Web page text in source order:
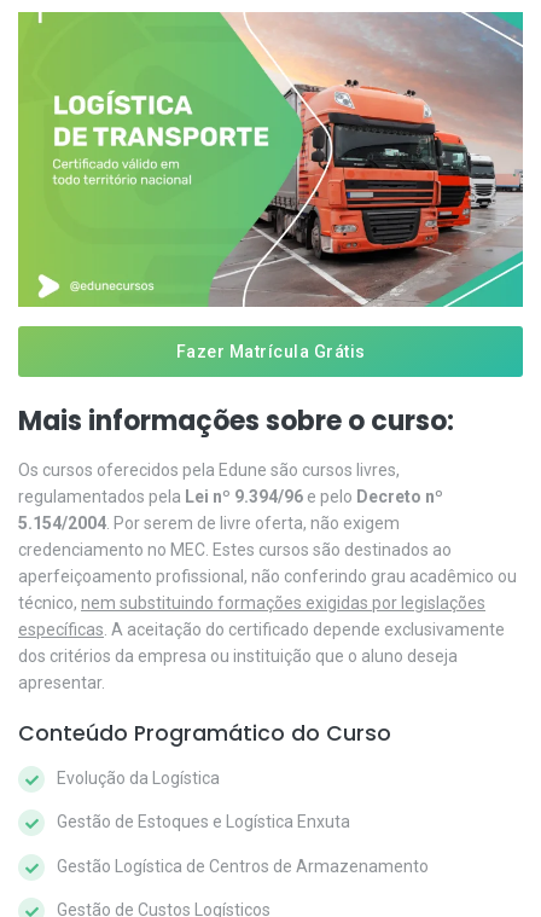
Fazer Matrícula Grátis
Mais informações sobre o curso:
Os cursos oferecidos pela Edune são cursos livres,
regulamentados pela Lei nº 9.394/96 e pelo Decreto nº
5.154/2004 . Por serem de livre oferta, não exigem
credenciamento no MEC. Estes cursos são destinados ao
aperfeiçoamento profissional, não conferindo grau acadêmico ou
técnico, nem substituindo formações exigidas por legislações
específicas . A aceitação do certificado depende exclusivamente
dos critérios da empresa ou instituição que o aluno deseja
apresentar.
Conteúdo Programático do Curso
Evolução da Logística
Gestão de Estoques e Logística Enxuta
Gestão Logística de Centros de Armazenamento
Gestão de Custos Logísticos